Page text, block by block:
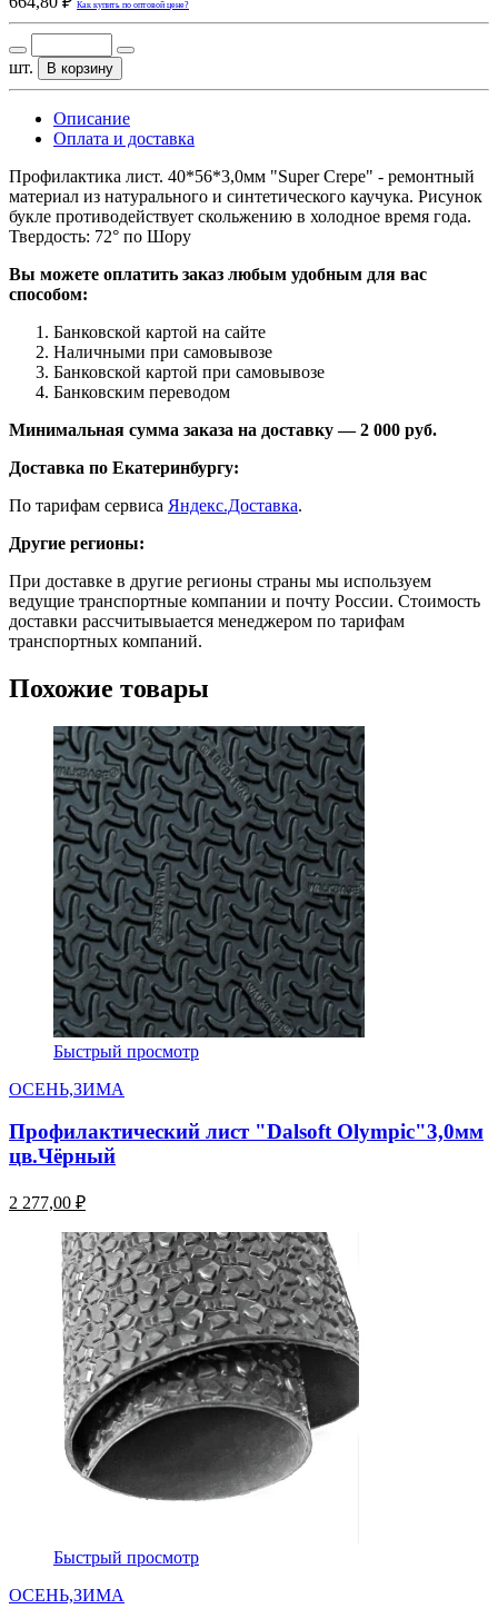
Как купить по оптовой цене?
шт. В корзину
Описание
Оплата и доставка
Профилактика лист. 40*56*3,0мм "Super Crepe" - ремонтный
материал из натурального и синтетического каучука. Рисунок
букле противодействует скольжению в холодное время года.
Твердость: 72° по Шору
Вы можете оплатить заказ любым удобным для вас
способом:
Банковской картой на сайте
Наличными при самовывозе
Банковской картой при самовывозе
Банковским переводом
Минимальная сумма заказа на доставку — 2 000 руб.
Доставка по Екатеринбургу:
По тарифам сервиса Яндекс.Доставка.
Другие регионы:
При доставке в другие регионы страны мы используем
ведущие транспортные компании и почту России. Стоимость
доставки рассчитывыается менеджером по тарифам
транспортных компаний.
Похожие товары
Быстрый просмотр
ОСЕНЬ,ЗИМА
Профилактический лист "Dalsoft Olympic"3,0мм
цв.Чёрный
2 277,00 ₽
Быстрый просмотр
ОСЕНЬ,ЗИМА